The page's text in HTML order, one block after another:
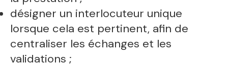
désigner un interlocuteur unique
lorsque cela est pertinent, afin de
centraliser les échanges et les
validations ;